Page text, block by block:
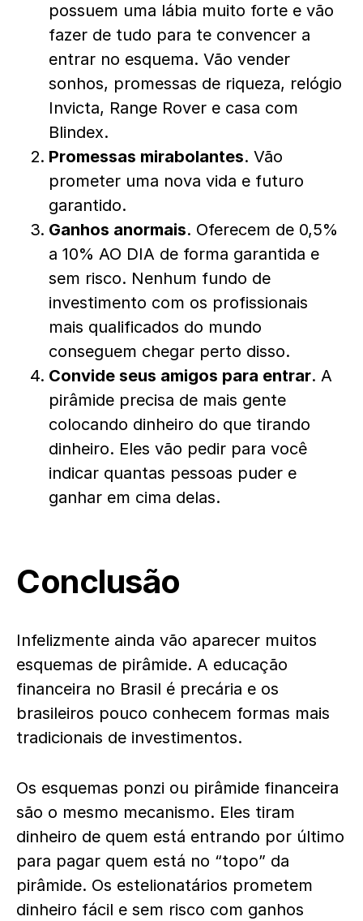
possuem uma lábia muito forte e vão
fazer de tudo para te convencer a
entrar no esquema. Vão vender
sonhos, promessas de riqueza, relógio
Invicta, Range Rover e casa com
Blindex.
Promessas mirabolantes. Vão
prometer uma nova vida e futuro
garantido.
Ganhos anormais. Oferecem de 0,5%
a 10% AO DIA de forma garantida e
sem risco. Nenhum fundo de
investimento com os profissionais
mais qualificados do mundo
conseguem chegar perto disso.
Convide seus amigos para entrar. A
pirâmide precisa de mais gente
colocando dinheiro do que tirando
dinheiro. Eles vão pedir para você
indicar quantas pessoas puder e
ganhar em cima delas.
Conclusão
Infelizmente ainda vão aparecer muitos
esquemas de pirâmide. A educação
financeira no Brasil é precária e os
brasileiros pouco conhecem formas mais
tradicionais de investimentos.
Os esquemas ponzi ou pirâmide financeira
são o mesmo mecanismo. Eles tiram
dinheiro de quem está entrando por último
para pagar quem está no “topo” da
pirâmide. Os estelionatários prometem
dinheiro fácil e sem risco com ganhos